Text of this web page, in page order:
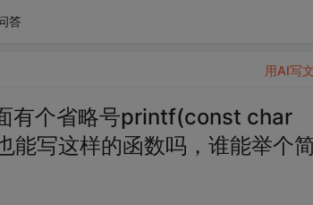
答
有个省略号printf(const char
能写这样的函数吗，谁能举个
用AI写